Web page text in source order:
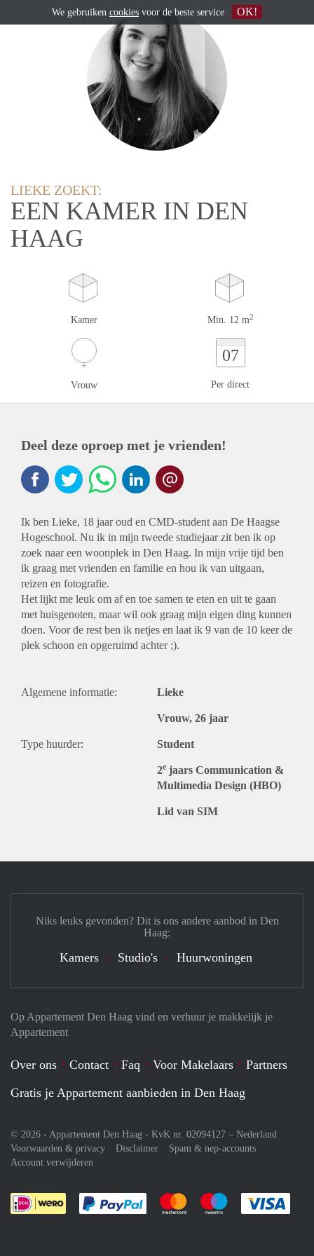
LIEKE ZOEKT:
EEN KAMER IN DEN
HAAG
Kamer Min. 12 m2
Vrouw
07
Per direct
Deel deze oproep met je vrienden!
Ik ben Lieke, 18 jaar oud en CMD-student aan De Haagse
Hogeschool. Nu ik in mijn tweede studiejaar zit ben ik op
zoek naar een woonplek in Den Haag. In mijn vrije tijd ben
ik graag met vrienden en familie en hou ik van uitgaan,
reizen en fotografie.
Het lijkt me leuk om af en toe samen te eten en uit te gaan
met huisgenoten, maar wil ook graag mijn eigen ding kunnen
doen. Voor de rest ben ik netjes en laat ik 9 van de 10 keer de
plek schoon en opgeruimd achter ;).
Algemene informatie: Lieke
Vrouw, 26 jaar
Type huurder: Student
2e jaars Communication &
Multimedia Design (HBO)
Lid van SIM
Op Appartement Den Haag vind en verhuur je makkelijk je
Appartement
Over ons Contact Faq Voor Makelaars
Partners
Gratis je Appartement aanbieden in Den Haag
© 2026 - Appartement Den Haag - KvK nr. 02094127 – Nederland
Voorwaarden & privacy
Disclaimer
Spam & nep-accounts
Account verwijderen
Je rekent gemakkelijk af met Paypal
Je rekent gemakkelijk af met
Je rekent
Niks leuks gevonden? Dit is ons andere aanbod in Den
Haag:
Kamers Studio's Huurwoningen
We gebruiken cookies voor de beste service OK!